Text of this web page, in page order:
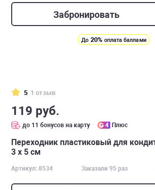
Забронировать
До 20% оплата баллами
5 1 отзыв
119 руб.
до 11 бонусов на карту 4 Плюс
Переходник пластиковый для
3 х 5 см
Артикул: 8534 Заказали 95 раз